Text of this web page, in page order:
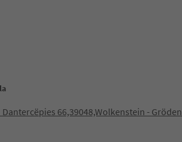
66,39048,Wolkenstein - Gröden